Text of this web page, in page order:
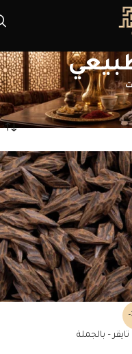
عرض ⁦2⁩ من كل النتائج
-
– بالجملة